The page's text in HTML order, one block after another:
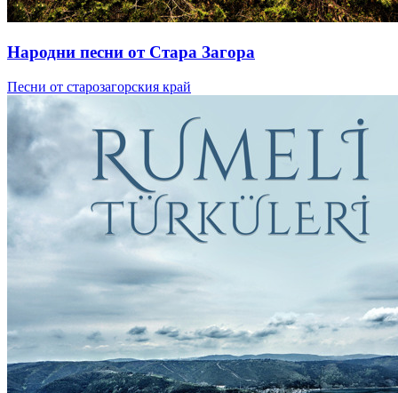
Народни песни от Стара Загора
Песни от старозагорския край